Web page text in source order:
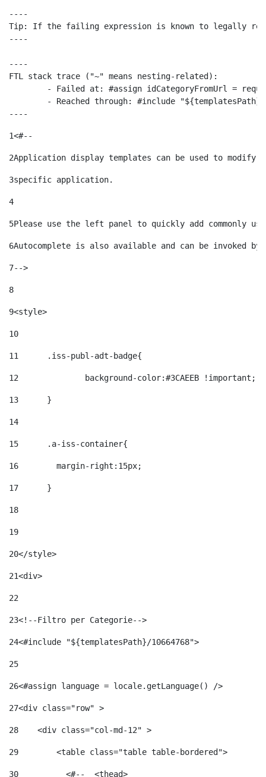
----
Tip: If the failing expression is known to legally refer
----
----
FTL stack trace ("~" means nesting-related):
----
1<#--
2Application display templates can be used to
3specific application.
4
5Please use the left panel to quickly add commonly
6Autocomplete is also available and can be invoked
7-->
8
9<style>
10
11
	.iss-publ-adt-badge{
12
		background-color:#3CAEEB !important;
13
	}
14
15
	.a-iss-container{
16
	  margin-right:15px;
17
	}
18
19
20</style>
21<div>
22
23<!--Filtro per Categorie-->
24
25
26<#assign language = locale.getLanguage() />
27<div class="row" >
28
    <div class="col-md-12" >
29
        <table class="table table-bordered">
30
          <#--  <thead>